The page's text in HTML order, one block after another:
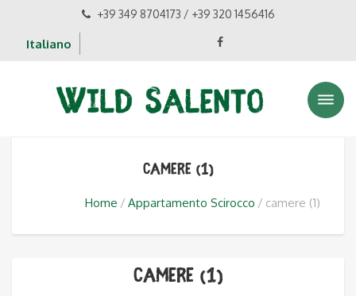
+39 349 8704173 / +39 320 1456416
Italiano
camere (1)
Home Appartamento Scirocco camere (1)
camere (1)